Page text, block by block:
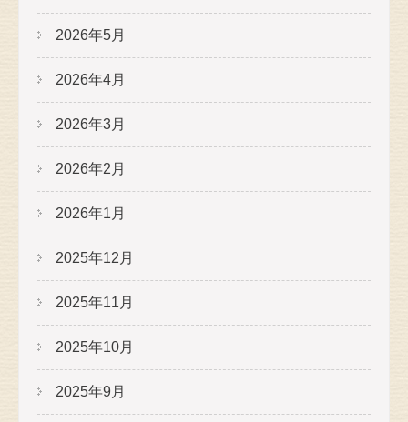
2026年5月
2026年4月
2026年3月
2026年2月
2026年1月
2025年12月
2025年11月
2025年10月
2025年9月